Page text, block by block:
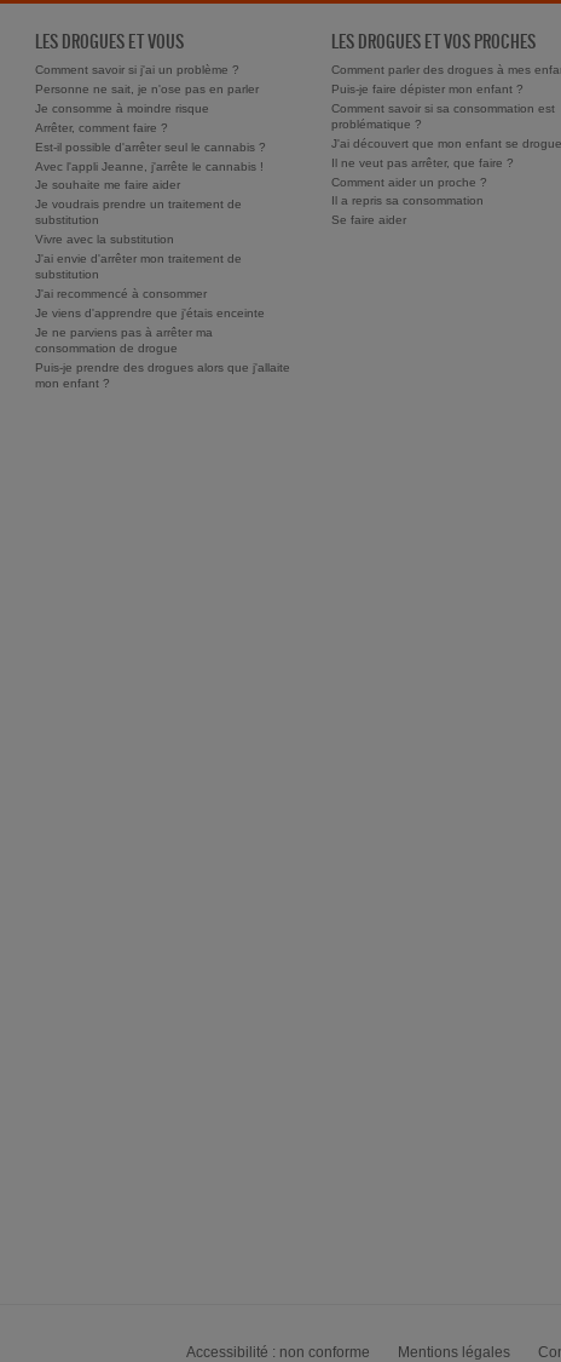
LES DROGUES ET VOUS
Comment savoir si j'ai un problème ?
Personne ne sait, je n'ose pas en parler
Je consomme à moindre risque
Arrêter, comment faire ?
Est-il possible d'arrêter seul le cannabis ?
Avec l'appli Jeanne, j'arrête le cannabis !
Je souhaite me faire aider
Je voudrais prendre un traitement de
substitution
Vivre avec la substitution
J'ai envie d'arrêter mon traitement de
substitution
J'ai recommencé à consommer
Je viens d'apprendre que j'étais enceinte
Je ne parviens pas à arrêter ma
consommation de drogue
Puis-je prendre des drogues alors que j'allaite
mon enfant ?
LES DROGUES ET VOS PROCHES
Comment parler des drogues à mes
Puis-je faire dépister mon enfant ?
Comment savoir si sa consommation est
problématique ?
J'ai découvert que mon enfant se drogue
Il ne veut pas arrêter, que faire ?
Comment aider un proche ?
Il a repris sa consommation
Se faire aider
Accessibilité : non conforme Mentions légales